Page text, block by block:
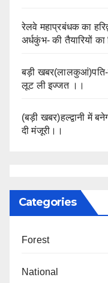
रेलवे महाप्रबंधक का
अर्धकुंभ- की तैयारियों का
बड़ी खबर(लालकुआं)पति-
लूट ली इज्जत ।।
(बड़ी खबर)हल्द्वानी में
दी मंजूरी।।
Categories
Forest
National